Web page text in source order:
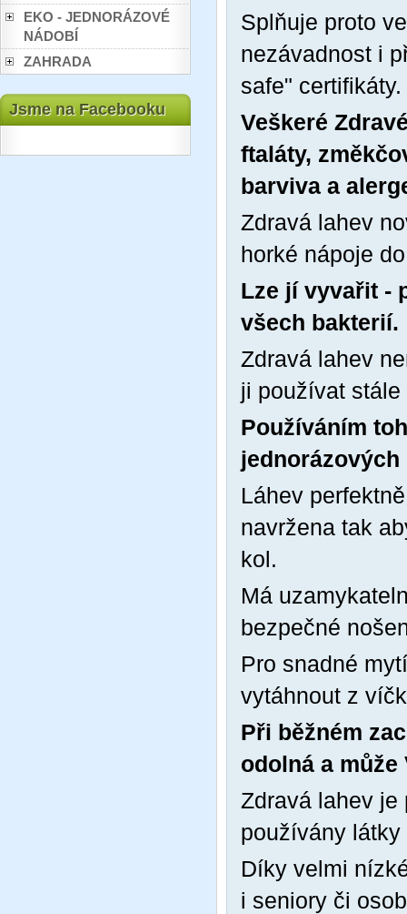
EKO - JEDNORÁZOVÉ
NÁDOBÍ
ZAHRADA
Jsme na Facebooku
Splňuje proto
nezávadnost i
safe" certifikáty.
Veškeré
ftaláty,
barviva a
Zdravá lahev
horké nápoje
Lze jí vyvařit -
všech bakterií.
Zdravá lahev
ji používat stále
Používáním
jednorázových
Láhev
navržena tak
kol.
Má
bezpečné
Pro snadné
vytáhnout z
Při běžném
odolná a
Zdravá lahev je
používány
Díky velmi
i seniory či